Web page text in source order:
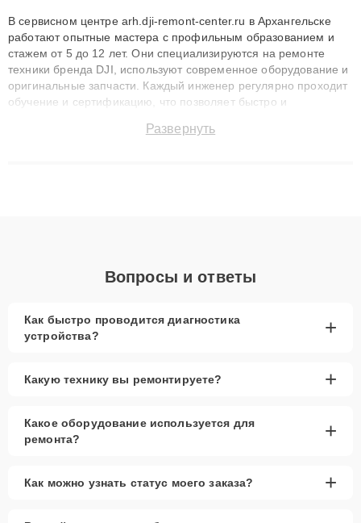
В сервисном центре arh.dji-remont-center.ru в Архангельске
работают опытные мастера с профильным образованием и
стажем от 5 до 12 лет. Они специализируются на ремонте
техники бренда DJI, используют современное оборудование и
оригинальные запчасти. Каждый инженер регулярно проходит
обучение и сертификацию, что позволяет быстро и
сохранением гарантии до 3 лет. Наши мастера решают
Развернуть
Вопросы и ответы
Как быстро проводится диагностика
устройства?
+
Какую технику вы ремонтируете? +
Какое оборудование используется для
ремонта?
+
Как можно узнать статус моего заказа? +